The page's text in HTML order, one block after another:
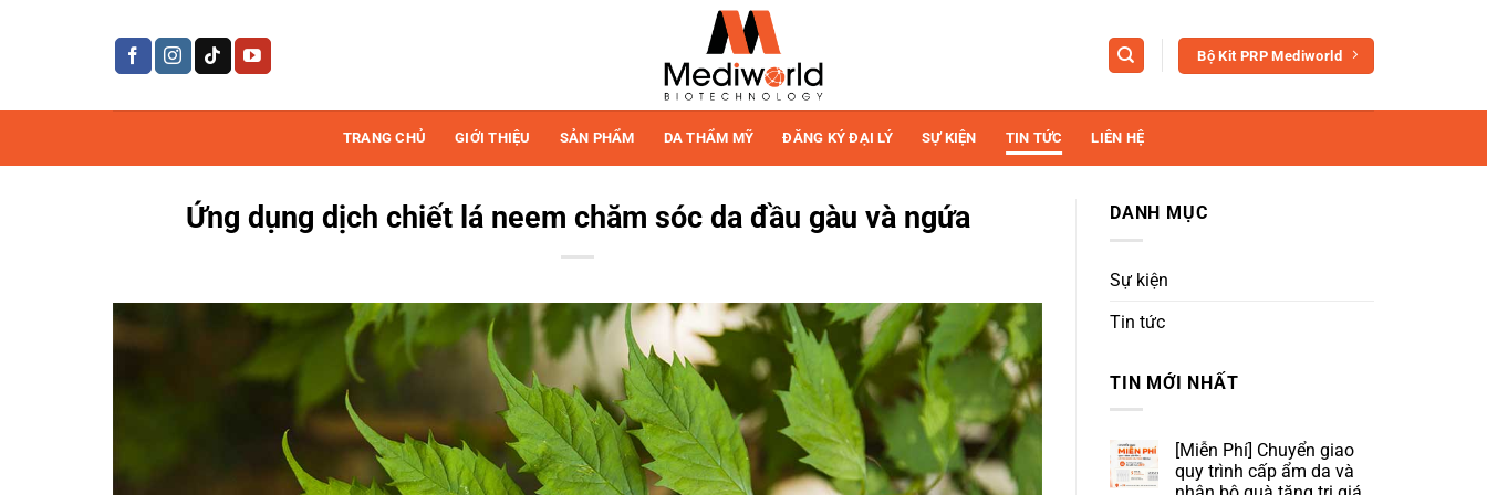
Bộ Kit PRP Mediworld
TRANG CHỦ GIỚI THIỆU SẢN PHẨM DA THẨM MỸ ĐĂNG KÝ ĐẠI LÝ SỰ KIỆN TIN TỨC LIÊN HỆ
Ứng dụng dịch chiết lá neem chăm sóc da đầu gàu và ngứa DANH MỤC
Sự kiện
Tin tức
TIN MỚI NHẤT
[Miễn Phí] Chuyển giao
quy trình cấp ẩm da và